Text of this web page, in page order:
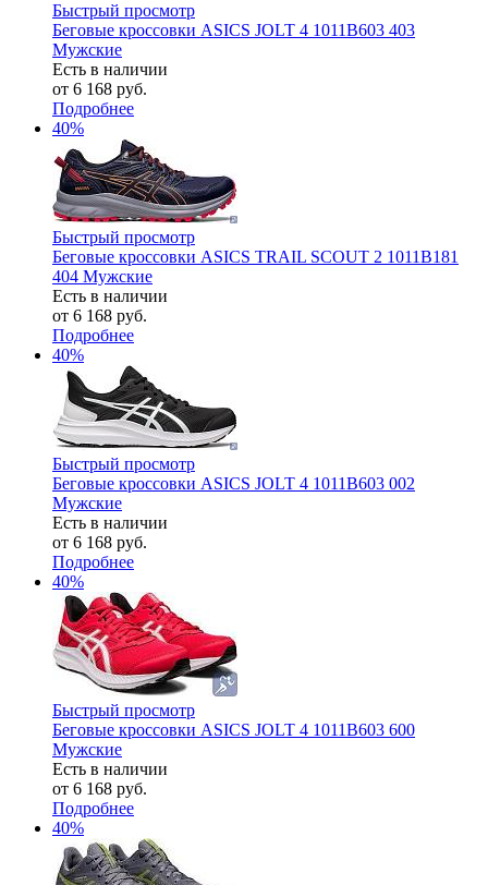
Быстрый просмотр
Беговые кроссовки ASICS JOLT 4 1011B603 403
Мужские
Есть в наличии
от 6 168 руб.
Подробнее
40%
Быстрый просмотр
Беговые кроссовки ASICS TRAIL SCOUT 2 1011B181
404 Мужские
Есть в наличии
от 6 168 руб.
Подробнее
40%
Быстрый просмотр
Беговые кроссовки ASICS JOLT 4 1011B603 002
Мужские
Есть в наличии
от 6 168 руб.
Подробнее
40%
Быстрый просмотр
Беговые кроссовки ASICS JOLT 4 1011B603 600
Мужские
Есть в наличии
от 6 168 руб.
Подробнее
40%